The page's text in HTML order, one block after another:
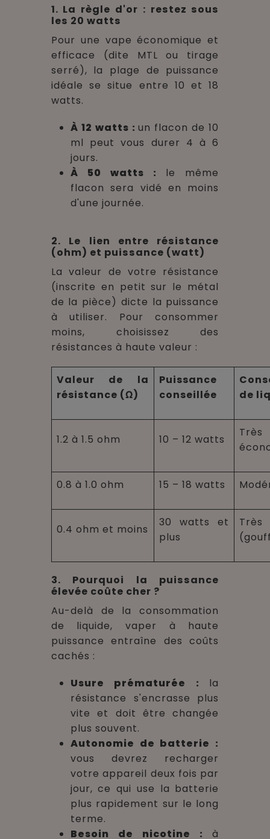
1. La règle d'or : restez sous
les 20 watts
Pour une vape économique et
efficace (dite MTL ou tirage
serré), la plage de puissance
idéale se situe entre 10 et 18
watts.
À 12 watts :un flacon de 10
ml peut vous durer 4 à 6
jours.
À 50 watts : le même
flacon sera vidé en moins
d'une journée.
2. Le lien entre résistance
(ohm) et puissance (watt)
La valeur de votre résistance
(inscrite en petit sur le métal
de la pièce) dicte la puissance
à utiliser. Pour consommer
moins, choisissez des
résistances à haute valeur :
Valeur de la
résistance (Ω)
Puissance
conseillée
de
1.2 à 1.5 ohm 10 – 12 watts
Très
0.8 à 1.0 ohm 15 – 18 watts
0.4 ohm et moins
30 watts et
plus
3. Pourquoi la puissance
élevée coûte cher ?
Au-delà de la consommation
de liquide, vaper à haute
puissance entraîne des coûts
cachés :
Usure prématurée : la
résistance s'encrasse plus
vite et doit être changée
plus souvent.
Autonomie de batterie :
vous devrez recharger
votre appareil deux fois par
jour, ce qui use la batterie
plus rapidement sur le long
terme.
Besoin de nicotine :à